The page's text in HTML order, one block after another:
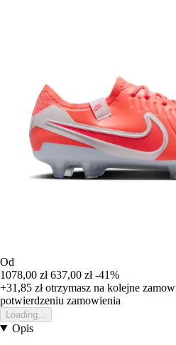
Od
1078,00 zł 637,00 zł -41%
+31,85 złotrzymasz na kolejne
potwierdzeniu zamowienia
Loading...
Opis